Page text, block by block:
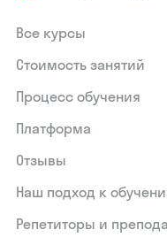
Все курсы
Стоимость занятий
Процесс обучения
Платформа
Отзывы
Наш подход к
Репетиторы и